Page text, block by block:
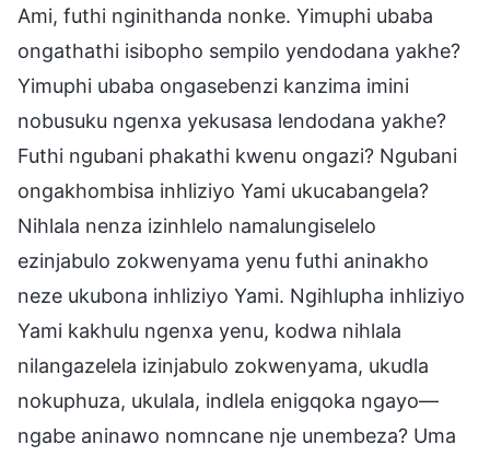
Ami, futhi nginithanda nonke. Yimuphi ubaba
ongathathi isibopho sempilo yendodana yakhe?
Yimuphi ubaba ongasebenzi kanzima imini
nobusuku ngenxa yekusasa lendodana yakhe?
Futhi ngubani phakathi kwenu ongazi? Ngubani
ongakhombisa inhliziyo Yami ukucabangela?
Nihlala nenza izinhlelo namalungiselelo
ezinjabulo zokwenyama yenu futhi aninakho
neze ukubona inhliziyo Yami. Ngihlupha inhliziyo
Yami kakhulu ngenxa yenu, kodwa nihlala
nilangazelela izinjabulo zokwenyama, ukudla
nokuphuza, ukulala, indlela enigqoka ngayo—
ngabe aninawo nomncane nje unembeza? Uma